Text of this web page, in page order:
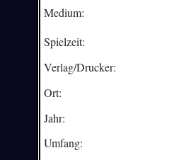
Medium:
Spielzeit:
Verlag/Drucker:
Ort:
Jahr:
Umfang: